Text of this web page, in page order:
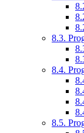
8.3.
8.4.
8.5.